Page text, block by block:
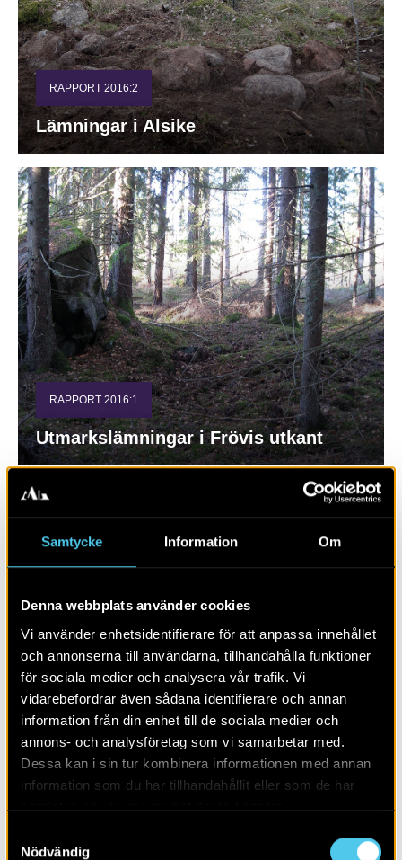
Samtycke Information Om
Denna webbplats använder cookies
Vi använder enhetsidentifierare för att anpassa innehållet
och annonserna till användarna, tillhandahålla funktioner
för sociala medier och analysera vår trafik. Vi
vidarebefordrar även sådana identifierare och annan
information från din enhet till de sociala medier och
annons- och analysföretag som vi samarbetar med.
Dessa kan i sin tur kombinera informationen med annan
information som du har tillhandahållit eller som de har
Nödvändig
RAPPORT 2016:2
Lämningar i Alsike
RAPPORT 2016:1
Utmarkslämningar i Frövis utkant
RAPPORT 2016:77
Båthus, stadsgårdar och stadsliv